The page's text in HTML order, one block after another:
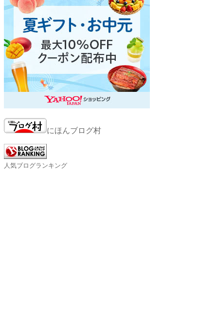
にほんブログ村
人気ブログランキング